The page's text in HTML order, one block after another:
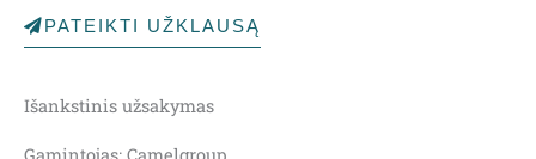
PATEIKTI UŽKLAUSĄ
Išankstinis užsakymas